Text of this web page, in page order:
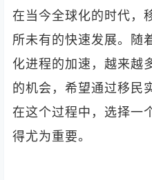
在当今全球化的时代，
所未有的快速发展。随
化进程的加速，越来越
的机会，希望通过移民
在这个过程中，选择一
得尤为重要。